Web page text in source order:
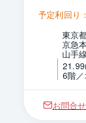
予定利回り：
東京
京急
山手
6階
お問合せ